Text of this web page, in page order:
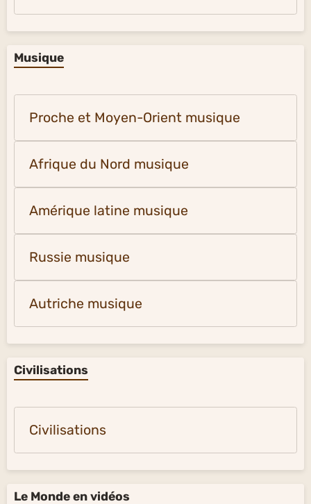
Musique
Proche et Moyen-Orient musique
Afrique du Nord musique
Amérique latine musique
Russie musique
Autriche musique
Civilisations
Civilisations
Le Monde en vidéos